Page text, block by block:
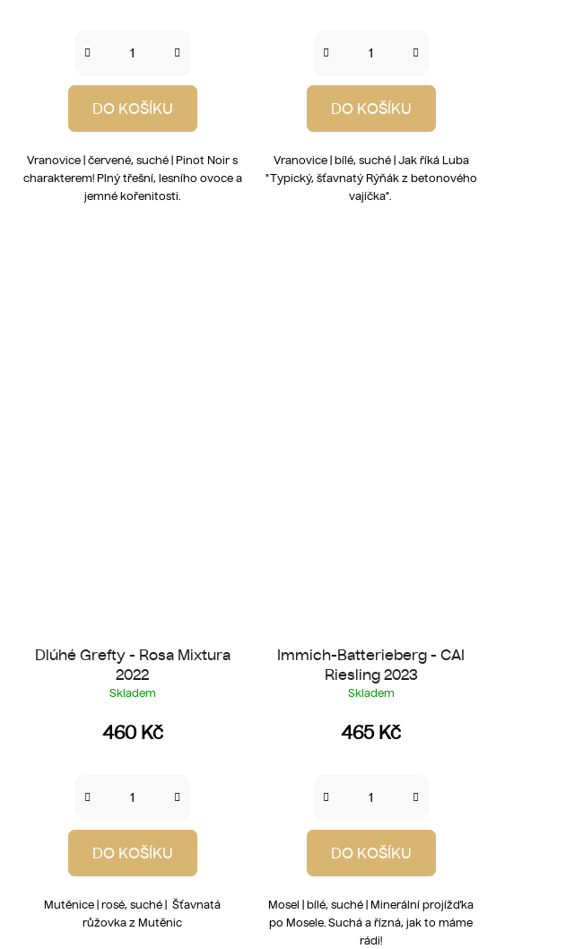
DO KOŠÍKU
Vranovice | červené, suché | Pinot Noir s
charakterem! Plný třešní, lesního ovoce a
jemné kořenitosti.
DO KOŠÍKU
Vranovice | bílé, suché | Jak říká Luba
"Typický, šťavnatý Rýňák z betonového
vajíčka".
Dlúhé Grefty - Rosa Mixtura
2022
Skladem
460 Kč
DO KOŠÍKU
Mutěnice | rosé, suché | Šťavnatá
růžovka z Mutěnic
Immich-Batterieberg - CAI
Riesling 2023
Skladem
465 Kč
DO KOŠÍKU
Mosel | bílé, suché | Minerální projížďka
po Mosele. Suchá a řízná, jak to máme
rádi!